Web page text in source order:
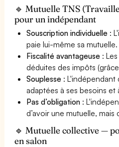
🔹 Mutuelle TNS
pour un indépendant
Souscription individuelle :
paie lui-même sa mutuelle.
Fiscalité avantageuse :
déduites des impôts
Souplesse : L'indépendant
adaptées à ses besoins et
Pas d’obligation :
d’avoir une mutuelle,
🔹 Mutuelle collective —
en salon